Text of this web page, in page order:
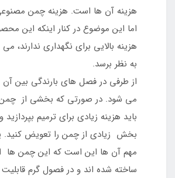
هزینه آن ها است. هزینه چمن
اما این موضوع در کنار اینکه این
هزینه بالایی برای نگهداری ندارند،
به نظر برسد.
از طرفی در فصل های بارندگی بین
می شود. در صورتی که بخشی از چمن
باید هزینه زیادی برای ترمیم
بخش زیادی از چمن را تعویض کنید.
مهم آن ها این است که این چمن ها
ساخته شده اند و در فصول گرم